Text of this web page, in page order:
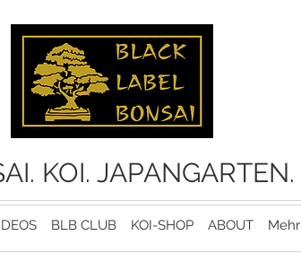
KOI. JAPANGARTEN.
BLB CLUB KOI-SHOP ABOUT Mehr